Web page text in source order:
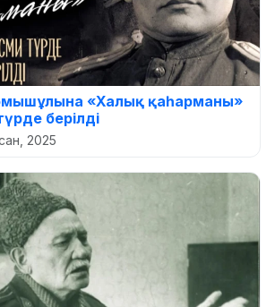
«Халық қаһарманы»
берілді
2025